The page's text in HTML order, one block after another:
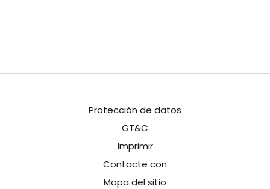
Protección de datos
GT&C
Imprimir
Contacte con
Mapa del sitio